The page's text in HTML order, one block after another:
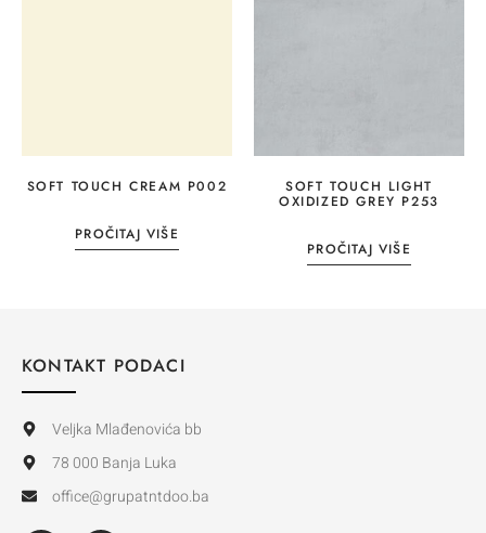
SOFT TOUCH CREAM P002
PROČITAJ VIŠE
SOFT TOUCH LIGHT
OXIDIZED GREY P253
PROČITAJ VIŠE
KONTAKT PODACI
Veljka Mlađenovića bb
78 000 Banja Luka
office@grupatntdoo.ba